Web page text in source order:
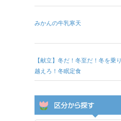
みかんの牛乳寒天
【献立】冬だ！冬至だ！冬を乗り
越えろ！冬眠定食